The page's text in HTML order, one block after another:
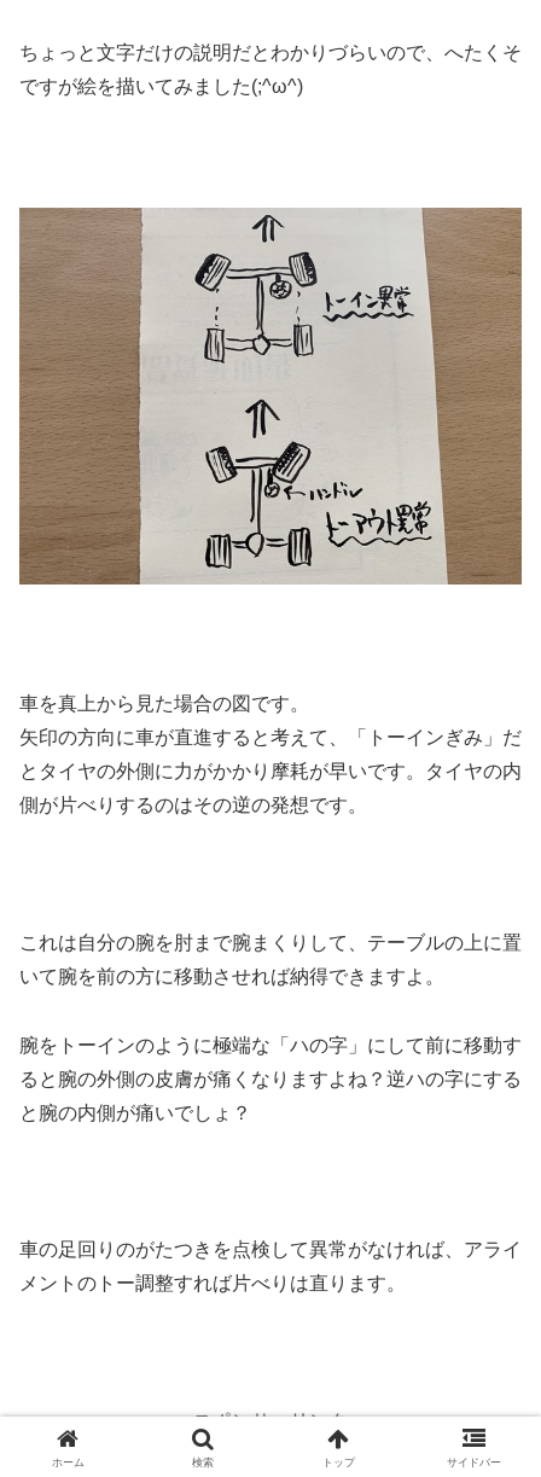
ちょっと文字だけの説明だとわかりづらいので、へたくそ
ですが絵を描いてみました(;^ω^)
車を真上から見た場合の図です。
矢印の方向に車が直進すると考えて、「トーインぎみ」だ
とタイヤの外側に力がかかり摩耗が早いです。タイヤの内
側が片べりするのはその逆の発想です。
これは自分の腕を肘まで腕まくりして、テーブルの上に置
いて腕を前の方に移動させれば納得できますよ。
腕をトーインのように極端な「ハの字」にして前に移動す
ると腕の外側の皮膚が痛くなりますよね？逆ハの字にする
と腕の内側が痛いでしょ？
車の足回りのがたつきを点検して異常がなければ、アライ
メントのトー調整すれば片べりは直ります。
スポンサーリンク
ホーム 検索 トップ サイドバー